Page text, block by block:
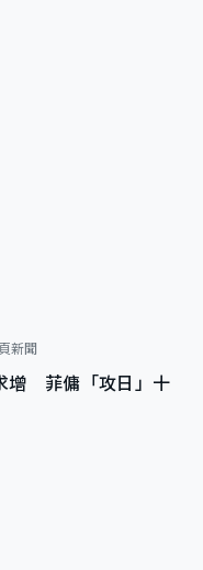
新聞
增 菲傭「攻日」十